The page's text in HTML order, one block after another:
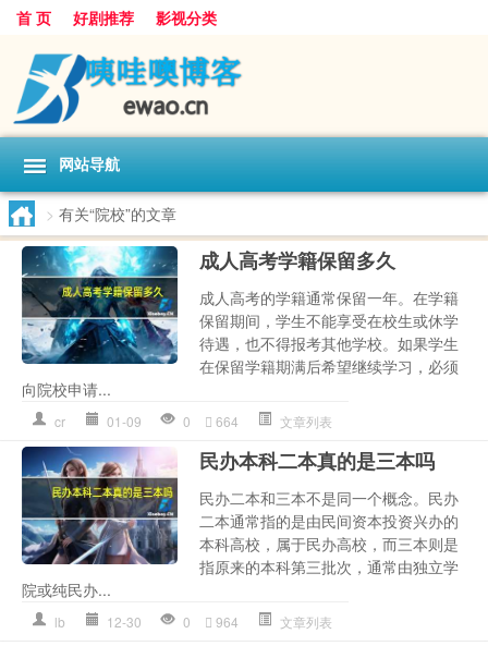
首 页 好剧推荐 影视分类
网站导航
> 有关“院校”的文章
成人高考学籍保留多久
成人高考的学籍通常保留一年。在学籍
保留期间，学生不能享受在校生或休学
待遇，也不得报考其他学校。如果学生
在保留学籍期满后希望继续学习，必须
向院校申请...
cr 01-09 0 664 文章列表
民办本科二本真的是三本吗
民办二本和三本不是同一个概念。民办
二本通常指的是由民间资本投资兴办的
本科高校，属于民办高校，而三本则是
指原来的本科第三批次，通常由独立学
院或纯民办...
lb 12-30 0 964 文章列表